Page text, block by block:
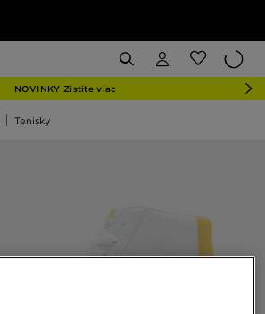
NOVINKY Zistite viac
Tenisky